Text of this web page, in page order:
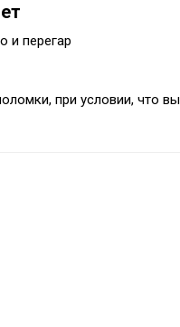
и перегар
при условии, что вы